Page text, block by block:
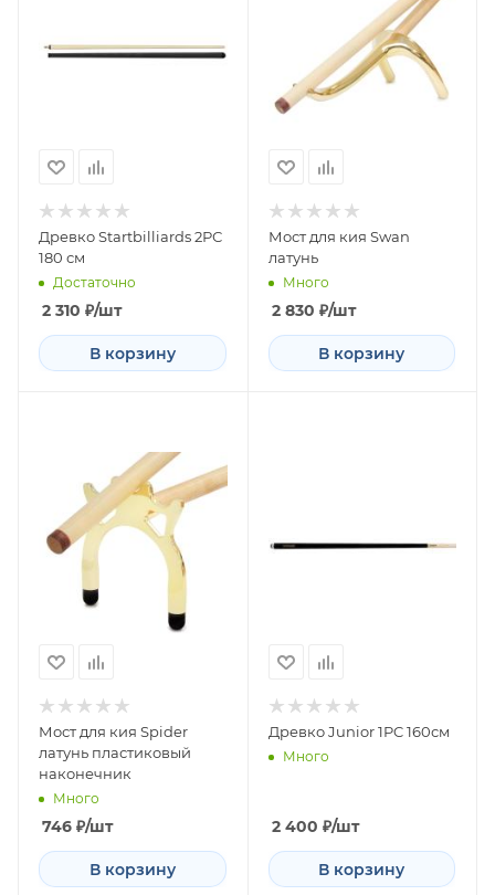
Древко Startbilliards 2РС
180 см
Достаточно
2 310 ₽/шт
В корзину
Мост для кия Swan
латунь
Много
2 830 ₽/шт
В корзину
Мост для кия Spider
латунь пластиковый
наконечник
Много
746 ₽/шт
В корзину
Древко Junior 1PC 160см
Много
2 400 ₽/шт
В корзину